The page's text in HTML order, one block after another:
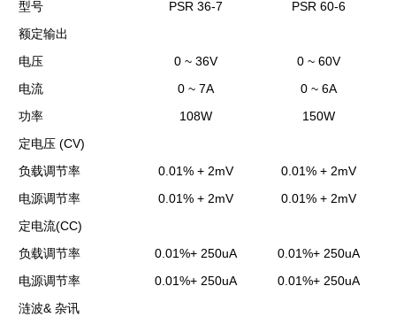
型号 PSR 36-7 PSR 60-6
额定输出
电压 0 ~ 36V 0 ~ 60V
电流 0 ~ 7A 0 ~ 6A
功率 108W 150W
定电压(CV)
负载调节率 0.01% + 2mV 0.01% + 2mV
电源调节率 0.01% + 2mV 0.01% + 2mV
定电流(CC)
负载调节率 0.01%+ 250uA 0.01%+ 250uA
电源调节率 0.01%+ 250uA 0.01%+ 250uA
涟波& 杂讯